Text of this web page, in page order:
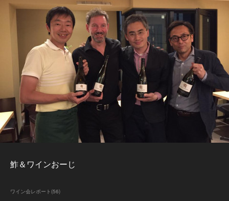
鮓＆ワインおーじ
ワイン会レポート (56)